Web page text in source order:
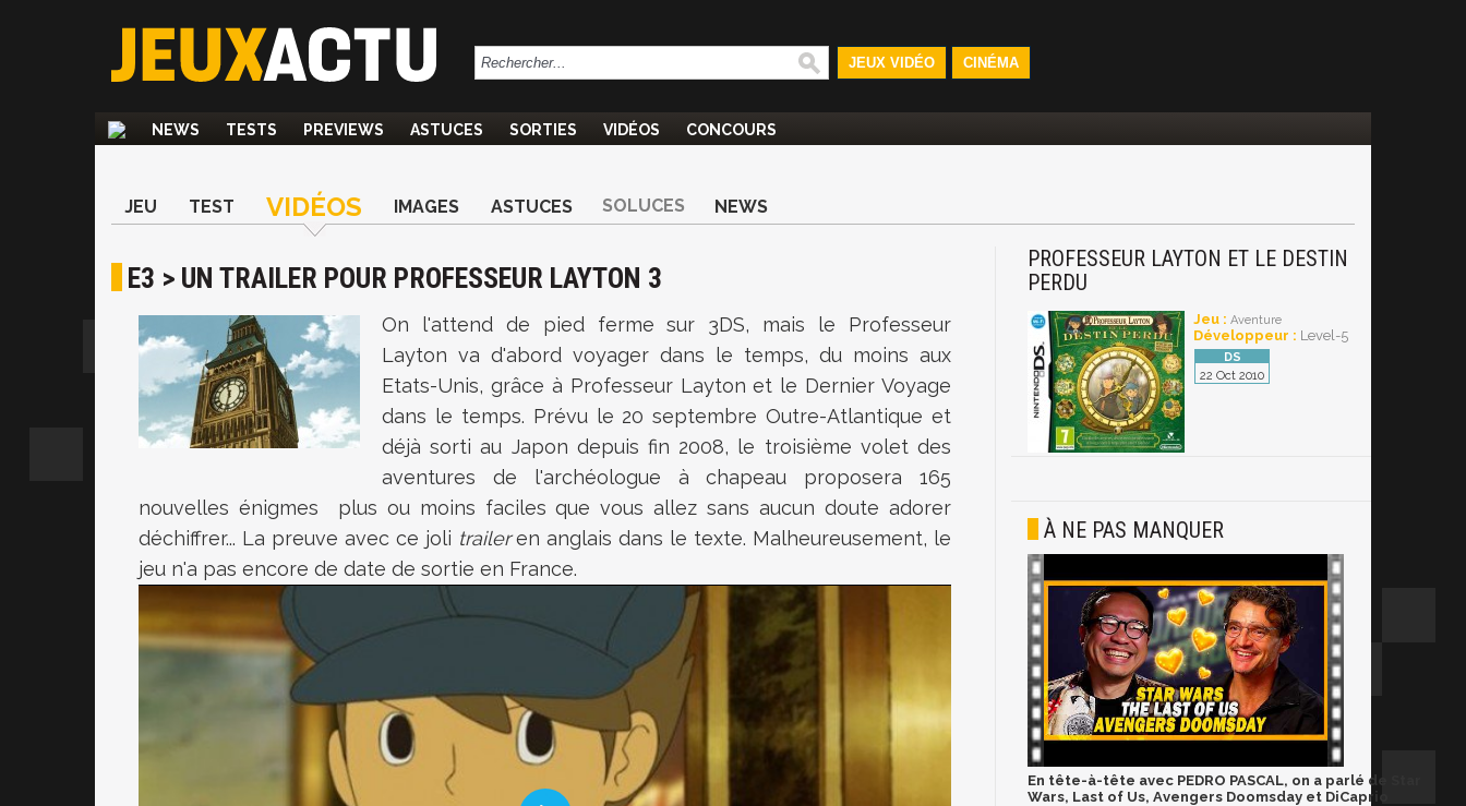
JEUX VIDÉO CINÉMA
NEWS TESTS PREVIEWS ASTUCES SORTIES VIDÉOS CONCOURS
JEU TEST VIDÉOS IMAGES ASTUCES SOLUCES NEWS
E3 > UN TRAILER POUR PROFESSEUR LAYTON 3
On l'attend de pied ferme sur 3DS, mais le Professeur
Layton va d'abord voyager dans le temps, du moins aux
Etats-Unis, grâce à Professeur Layton et le Dernier Voyage
dans le temps. Prévu le 20 septembre Outre-Atlantique et
déjà sorti au Japon depuis fin 2008, le troisième volet des
aventures de l'archéologue à chapeau proposera 165
nouvelles énigmes plus ou moins faciles que vous allez sans aucun doute adorer
déchiffrer... La preuve avec ce joli traileren anglais dans le texte. Malheureusement, le
jeu n'a pas encore de date de sortie en France.
PROFESSEUR LAYTON ET LE DESTIN
PERDU
Jeu : Aventure
Développeur : Level-5
22 Oct 2010
À NE PAS MANQUER
En tête-à-tête avec PEDRO PASCAL, on a parlé de Star
Wars, Last of Us, Avengers Doomsday et DiCaprio